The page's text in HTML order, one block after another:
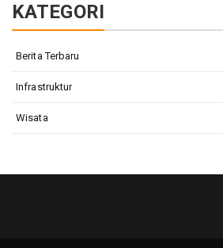
KATEGORI
Berita Terbaru
Infrastruktur
Wisata